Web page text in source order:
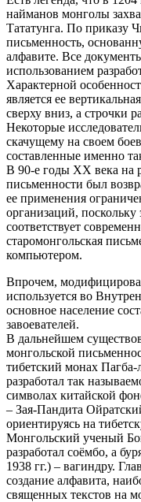
найманов монголы
Тататунга. По приказу
письменность,
алфавите. Все
использованием
Характерной
является ее
сверху вниз, а строчки
Некоторые
скачущему на своем
составленные именно
В 90-е годы XX века на
письменности был
ее применения
организаций, поскольку
соответствует
старомонгольская
компьютером.
Впрочем,
используется во
основное население
завоевателей.
В дальнейшем
монгольской
тибетский монах
разработал так
символах китайской
– Зая-Пандита
ориентируясь на
Монгольский ученый
разработал соëмбо, а
1938 гг.) – вагиндру.
создание алфавита,
священных текстов на